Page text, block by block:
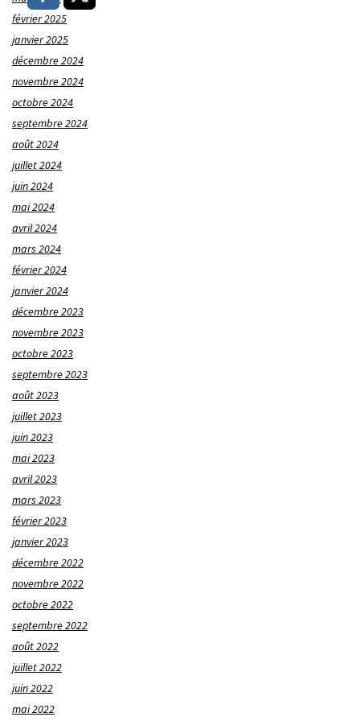
février 2025
janvier 2025
décembre 2024
novembre 2024
octobre 2024
septembre 2024
août 2024
juillet 2024
juin 2024
mai 2024
avril 2024
mars 2024
février 2024
janvier 2024
décembre 2023
novembre 2023
octobre 2023
septembre 2023
août 2023
juillet 2023
juin 2023
mai 2023
avril 2023
mars 2023
février 2023
janvier 2023
décembre 2022
novembre 2022
octobre 2022
septembre 2022
août 2022
juillet 2022
juin 2022
mai 2022